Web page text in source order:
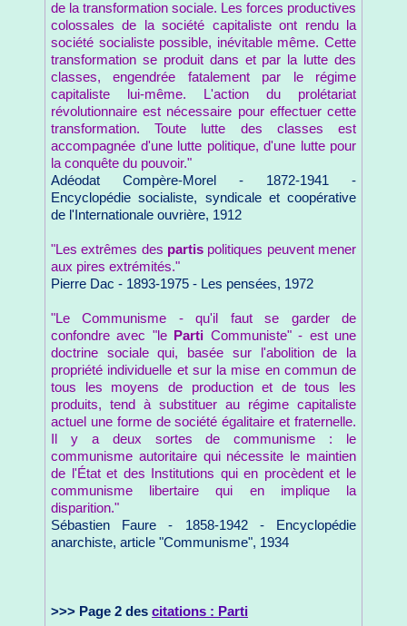
de la transformation sociale. Les forces productives
colossales de la société capitaliste ont rendu la
société socialiste possible, inévitable même. Cette
transformation se produit dans et par la lutte des
classes, engendrée fatalement par le régime
capitaliste lui-même. L'action du prolétariat
révolutionnaire est nécessaire pour effectuer cette
transformation. Toute lutte des classes est
accompagnée d'une lutte politique, d'une lutte pour
la conquête du pouvoir."
Adéodat Compère-Morel - 1872-1941 -
Encyclopédie socialiste, syndicale et coopérative
de l'Internationale ouvrière, 1912
"Les extrêmes des partis politiques peuvent mener
aux pires extrémités."
Pierre Dac - 1893-1975 - Les pensées, 1972
"Le Communisme - qu'il faut se garder de
confondre avec "le
Parti Communiste" - est une
doctrine sociale qui, basée sur l'abolition de la
propriété individuelle et sur la mise en commun de
tous les moyens de production et de tous les
produits, tend à substituer au régime capitaliste
actuel une forme de société égalitaire et fraternelle.
Il y a deux sortes de communisme : le
communisme autoritaire qui nécessite le maintien
de l'État et des Institutions qui en procèdent et le
communisme libertaire qui en implique la
disparition."
Sébastien Faure - 1858-1942 - Encyclopédie
anarchiste, article "Communisme", 1934
>>> Page 2 des citations : Parti